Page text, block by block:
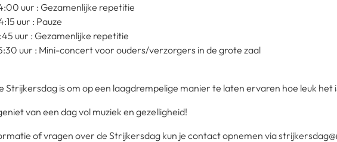
uur : Gezamenlijke repetitie
uur : Pauze
uur : Gezamenlijke repetitie
uur : Mini-concert voor ouders/verzorgers in de grote zaal
Strijkersdag is om op een laagdrempelige manier te laten ervaren hoe leuk het
van een dag vol muziek en gezelligheid!
of vragen over de Strijkersdag kun je contact opnemen via